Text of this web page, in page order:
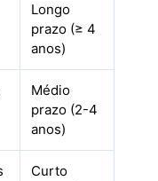
Longo
prazo (≥ 4
anos)
Médio
prazo (2-4
anos)
Curto